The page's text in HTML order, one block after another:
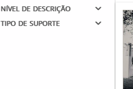
nível de descrição
tipo de suporte